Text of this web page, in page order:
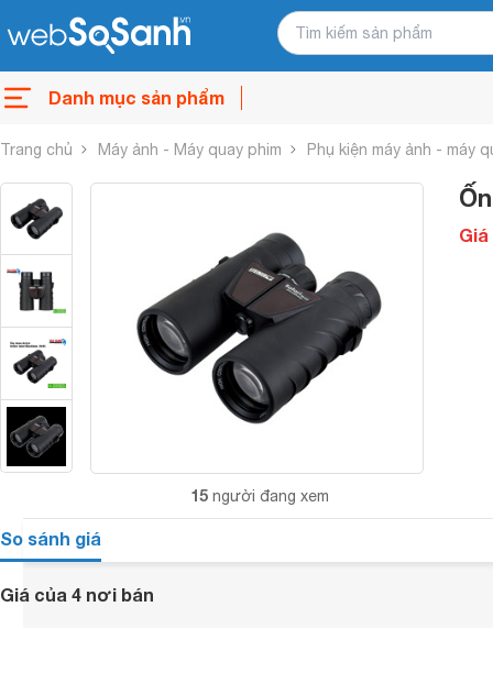
Danh mục sản phẩm
Trang chủ Máy ảnh - Máy quay phim Phụ kiện máy ảnh - máy
15 người đang xem
Giá
So sánh giá
Giá của 4 nơi bán